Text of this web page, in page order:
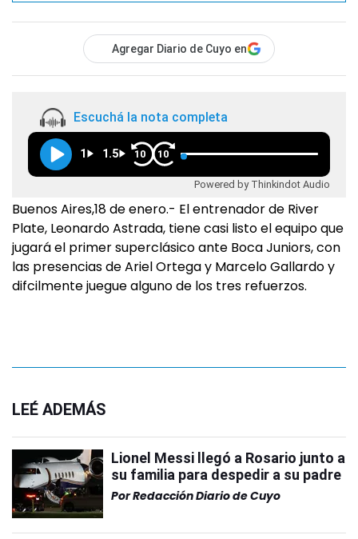
Agregar Diario de Cuyo en
Escuchá la nota completa
1 1.5 10 10
Powered by Thinkindot Audio
Buenos Aires,18 de enero.- El entrenador de River
Plate, Leonardo Astrada, tiene casi listo el equipo que
jugará el primer superclásico ante Boca Juniors, con
las presencias de Ariel Ortega y Marcelo Gallardo y
difcilmente juegue alguno de los tres refuerzos.
LEÉ ADEMÁS
Lionel Messi llegó a Rosario junto a
su familia para despedir a su padre
PorRedacción Diario de Cuyo